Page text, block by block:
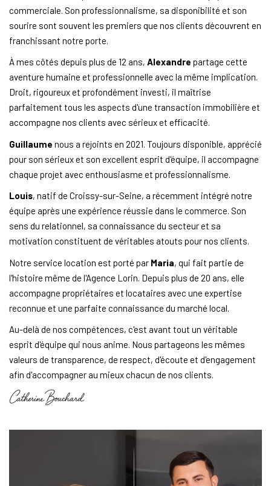
commerciale. Son professionnalisme, sa disponibilité et son
sourire sont souvent les premiers que nos clients découvrent en
franchissant notre porte.
À mes côtés depuis plus de 12 ans, Alexandre partage cette
aventure humaine et professionnelle avec la même implication.
Droit, rigoureux et profondément investi, il maîtrise
parfaitement tous les aspects d'une transaction immobilière et
accompagne nos clients avec sérieux et efficacité.
Guillaume nous a rejoints en 2021. Toujours disponible, apprécié
pour son sérieux et son excellent esprit d'équipe, il accompagne
chaque projet avec enthousiasme et professionnalisme.
Louis, natif de Croissy-sur-Seine, a récemment intégré notre
équipe après une expérience réussie dans le commerce. Son
sens du relationnel, sa connaissance du secteur et sa
motivation constituent de véritables atouts pour nos clients.
Notre service location est porté par Maria, qui fait partie de
l'histoire même de l'Agence Lorin. Depuis plus de 20 ans, elle
accompagne propriétaires et locataires avec une expertise
reconnue et une parfaite connaissance du marché local.
Au-delà de nos compétences, c'est avant tout un véritable
esprit d'équipe qui nous anime. Nous partageons les mêmes
valeurs de transparence, de respect, d'écoute et d'engagement
afin d'accompagner au mieux chacun de nos clients.